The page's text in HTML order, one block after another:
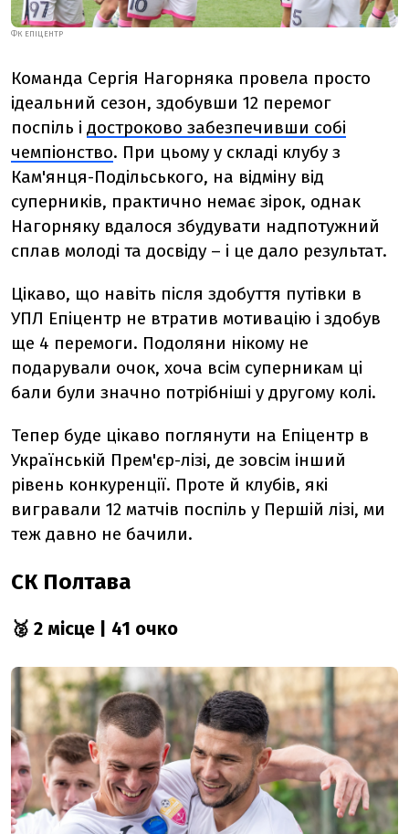
ФК ЕПІЦЕНТР
Команда Сергія Нагорняка провела просто
ідеальний сезон, здобувши 12 перемог
поспіль і достроково забезпечивши собі
чемпіонство. При цьому у складі клубу з
Кам'янця-Подільського, на відміну від
суперників, практично немає зірок, однак
Нагорняку вдалося збудувати надпотужний
сплав молоді та досвіду – і це дало результат.
Цікаво, що навіть після здобуття путівки в
УПЛ Епіцентр не втратив мотивацію і здобув
ще 4 перемоги. Подоляни нікому не
подарували очок, хоча всім суперникам ці
бали були значно потрібніші у другому колі.
Тепер буде цікаво поглянути на Епіцентр в
Українській Прем'єр-лізі, де зовсім інший
рівень конкуренції. Проте й клубів, які
вигравали 12 матчів поспіль у Першій лізі, ми
теж давно не бачили.
СК Полтава
🥈 2 місце | 41 очко